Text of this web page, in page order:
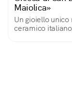
Maiolica»
Un gioiello unico nel panorama del patrimonio
ceramico italiano